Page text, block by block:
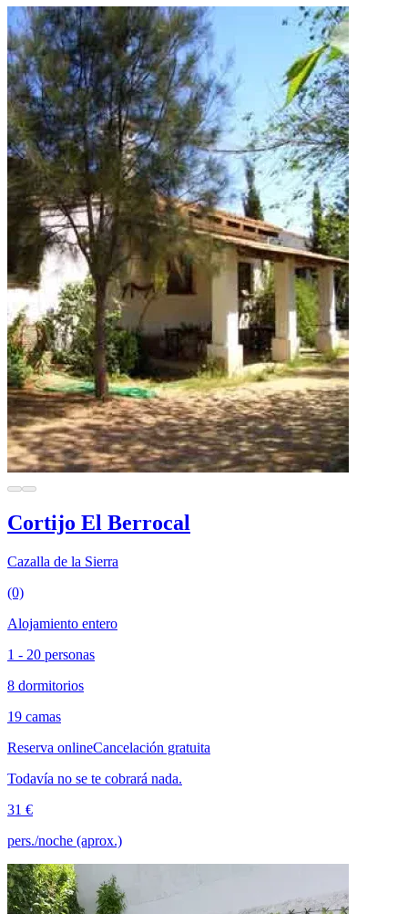
Cortijo El Berrocal
Cazalla de la Sierra
(0)
Alojamiento entero
1 - 20 personas
8 dormitorios
19 camas
Reserva onlineCancelación gratuita
Todavía no se te cobrará nada.
31 €
pers./noche (aprox.)